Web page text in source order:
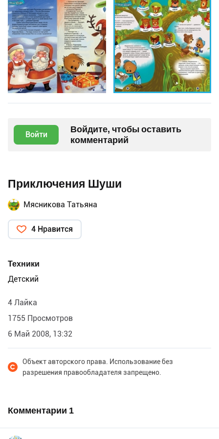
Войти
Войдите, чтобы оставить
комментарий
Приключения Шуши
Мясникова Татьяна
4 Нравится
Техники
Детский
4 Лайка
1755 Просмотров
6 Май 2008, 13:32
Объект авторского права. Использование без
разрешения правообладателя запрещено.
Комментарии 1